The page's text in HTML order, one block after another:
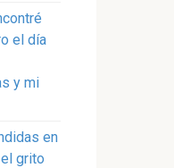
el día
y mi
en
grito